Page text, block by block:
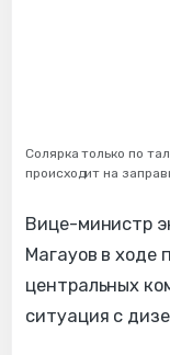
Солярка только по
происходит на
Вице-министр
Магауов в ходе
центральных
ситуация с